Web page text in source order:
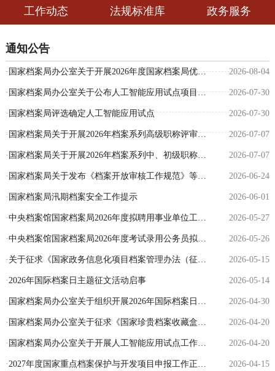
工作动态 法规标准库 政务服务
通知公告
2026-08-04
· 国家档案局办公室关于开展2026年度国家档案局优秀科技成果奖申报工作的通知
2026-07-30
· 国家档案局办公室关于公布人工智能应用试点项目的通知
2026-07-30
·国家档案局评选确定人工智能应用试点
2026-07-07
· 国家档案局关于开展2026年档案系列高级职称评审工作的通知
2026-07-07
· 国家档案局关于开展2026年档案系列中、初级职称评审工作的通知
2026-06-24
· 国家档案局关于发布《档案开放审核工作规范》等7项行业标准的通知
2026-06-01
· 国家档案局汛期档案安全工作提示
2026-05-27
·
2026-05-26
·
2026-05-15
·
2026-05-14
· 2026年国际档案日主题征文活动启事
2026-04-30
·
2026-04-20
·
2026-04-20
· 国家档案局办公室关于开展人工智能应用试点工作的通知
2026-04-15
·